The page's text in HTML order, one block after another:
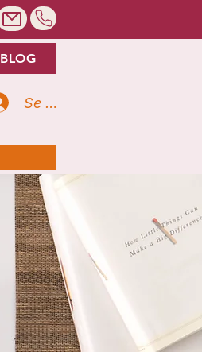
BLOG
Se connecter